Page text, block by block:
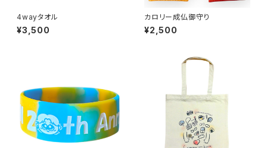
4wayタオル
¥3,500
カロリー成仏御守り
¥2,500